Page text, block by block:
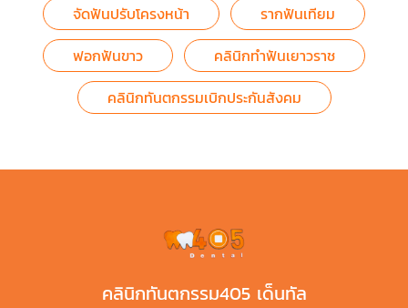
จัดฟันปรับโครงหน้า
รากฟันเทียม
ฟอกฟันขาว
คลินิกทำฟันเยาวราช
คลินิกทันตกรรมเบิกประกันสังคม
คลินิกทันตกรรม405 เด็นทัล